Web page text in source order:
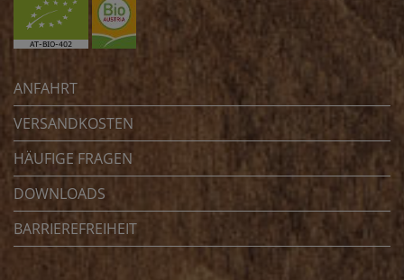
ANFAHRT
VERSANDKOSTEN
HÄUFIGE FRAGEN
DOWNLOADS
BARRIEREFREIHEIT